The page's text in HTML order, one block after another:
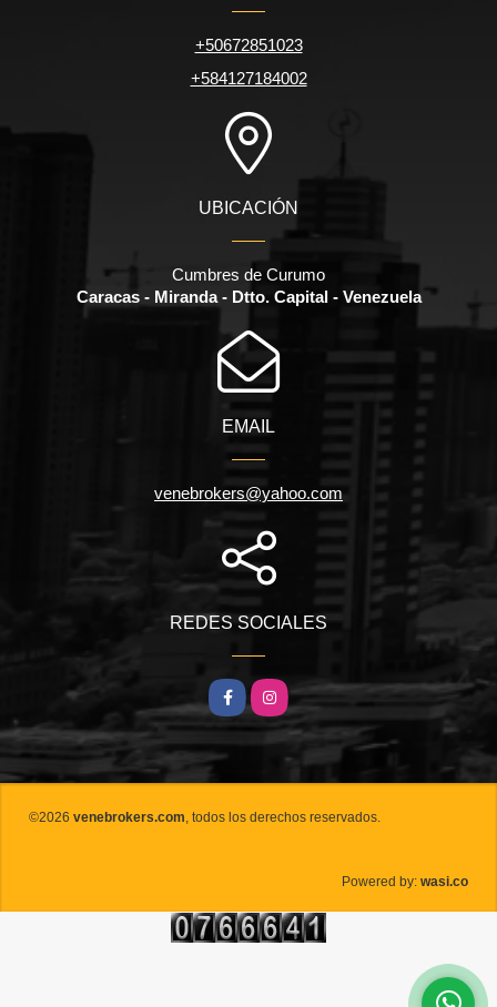
+50672851023
+584127184002
UBICACIÓN
Cumbres de Curumo
Caracas - Miranda - Dtto. Capital - Venezuela
EMAIL
venebrokers@yahoo.com
REDES SOCIALES
FacebookInstagram
©2026 venebrokers.com, todos los derechos reservados.
Powered by: wasi.co